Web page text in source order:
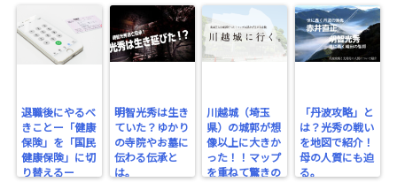
退職後にやるべ
きことー「健康
保険」を「国民
健康保険」に切
り替えるー
明智光秀は生き
ていた？ゆかり
の寺院やお墓に
伝わる伝承と
は。
川越城（埼玉
県）の城郭が想
像以上に大きか
った！！マップ
を重ねて驚きの
「丹波攻略」と
は？光秀の戦い
を地図で紹介！
母の人質にも迫
る。